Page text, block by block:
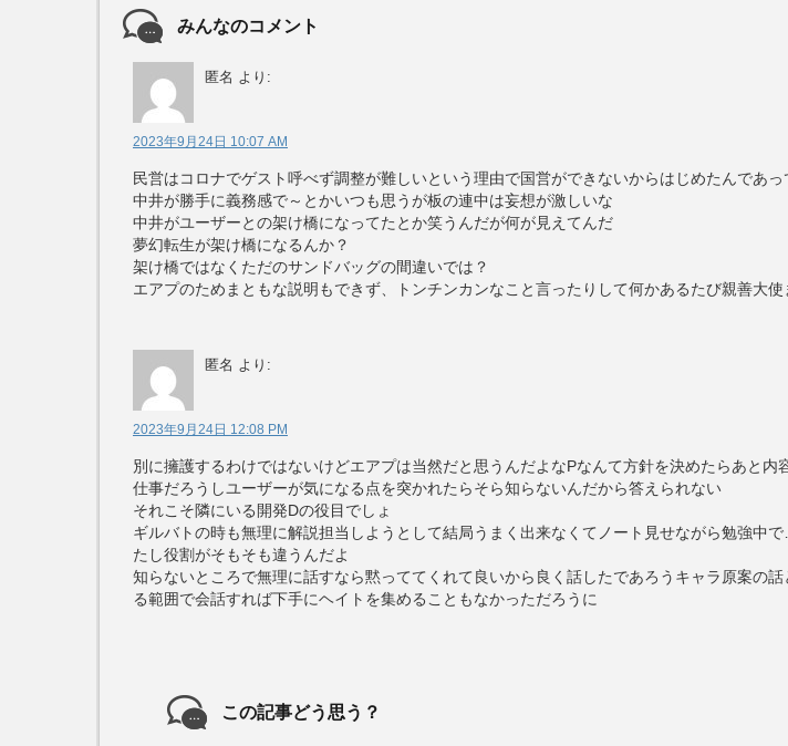
みんなのコメント
匿名 より:
2023年9月24日 10:07 AM
民営はコロナでゲスト呼べず調整が難しいという理由で国営ができないからはじめたんであっ
中井が勝手に義務感で～とかいつも思うが板の連中は妄想が激しいな
中井がユーザーとの架け橋になってたとか笑うんだが何が見えてんだ
夢幻転生が架け橋になるんか？
架け橋ではなくただのサンドバッグの間違いでは？
エアプのためまともな説明もできず、トンチンカンなこと言ったりして何かあるたび親善大使
匿名 より:
2023年9月24日 12:08 PM
別に擁護するわけではないけどエアプは当然だと思うんだよなPなんて方針を決めたらあと内
仕事だろうしユーザーが気になる点を突かれたらそら知らないんだから答えられない
それこそ隣にいる開発Dの役目でしょ
ギルバトの時も無理に解説担当しようとして結局うまく出来なくてノート見せながら勉強中
たし役割がそもそも違うんだよ
知らないところで無理に話すなら黙っててくれて良いから良く話したであろうキャラ原案の
る範囲で会話すれば下手にヘイトを集めることもなかっただろうに
この記事どう思う？